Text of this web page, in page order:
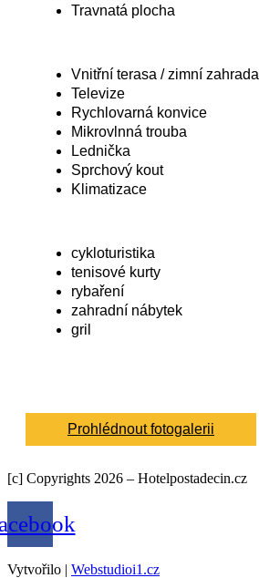
Travnatá plocha
Vnitřní terasa / zimní zahrada
Televize
Rychlovarná konvice
Mikrovlnná trouba
Lednička
Sprchový kout
Klimatizace
cykloturistika
tenisové kurty
rybaření
zahradní nábytek
gril
Prohlédnout fotogalerii
[c] Copyrights 2026 – Hotelpostadecin.cz
Vytvořilo | Webstudioi1.cz